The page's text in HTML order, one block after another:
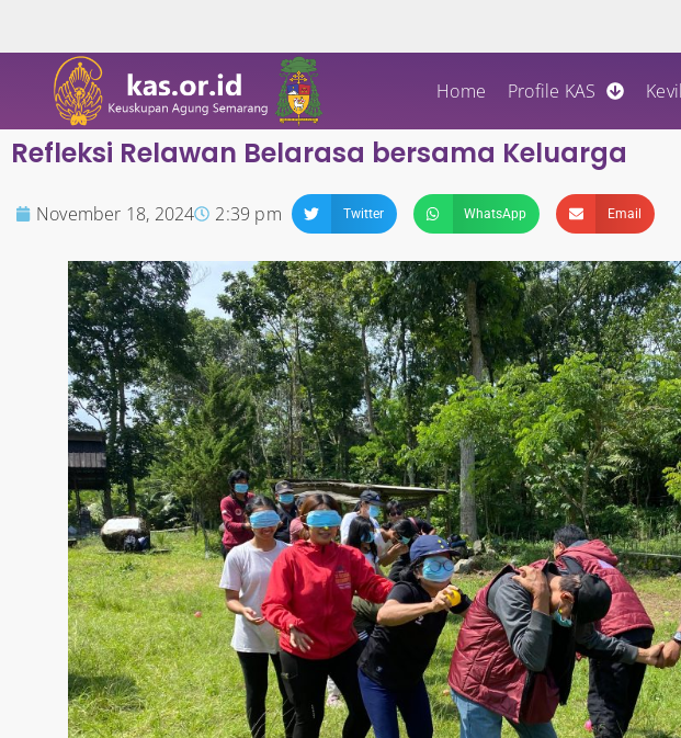
Home Profile KAS
Refleksi Relawan Belarasa bersama Keluarga
November 18, 2024 2:39 pm Twitter WhatsApp Email